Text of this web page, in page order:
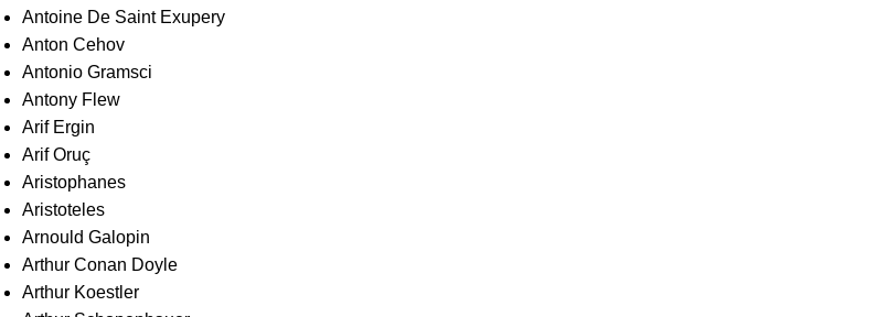
Antoine De Saint Exupery
Anton Cehov
Antonio Gramsci
Antony Flew
Arif Ergin
Arif Oruç
Aristophanes
Aristoteles
Arnould Galopin
Arthur Conan Doyle
Arthur Koestler